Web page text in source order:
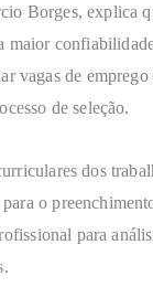
Borges, explica
maior
vagas de
de seleção.
dos
o
para